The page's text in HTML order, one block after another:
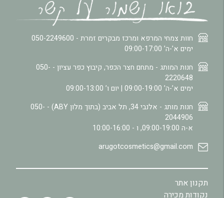
חוות צמחי המרפא ומרכז מבקרים זמרת - 050-2249600
ימים א’-ה’ 09:00-17:00
חנות המותג - מתחם חצר הכפר, קיבוץ כפר עציון - 050-
2220648
ימים א’-ה’ 09:00-19:00 | יום ו’ 09:00-13:00
חנות מותג - אלנבי 34, תל אביב (בתוך מלון ABY) -
050-
2044906
א-ה 09:00-19:00, ו - 10:00-16:00
arugotcosmetics@gmail.com
תקנון אתר
נקודות מכירה